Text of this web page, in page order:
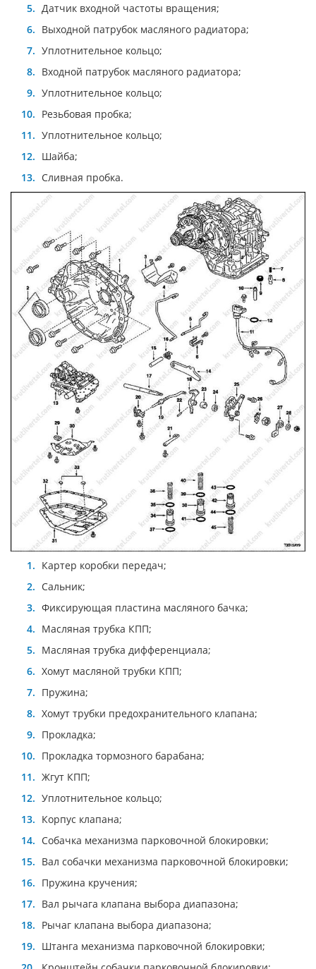
Датчик входной частоты вращения;
Выходной патрубок масляного радиатора;
Уплотнительное кольцо;
Входной патрубок масляного радиатора;
Уплотнительное кольцо;
Резьбовая пробка;
Уплотнительное кольцо;
Шайба;
Сливная пробка.
Картер коробки передач;
Сальник;
Фиксирующая пластина масляного бачка;
Масляная трубка КПП;
Масляная трубка дифференциала;
Хомут масляной трубки КПП;
Пружина;
Хомут трубки предохранительного клапана;
Прокладка;
Прокладка тормозного барабана;
Жгут КПП;
Уплотнительное кольцо;
Корпус клапана;
Собачка механизма парковочной блокировки;
Вал собачки механизма парковочной блокировки;
Пружина кручения;
Вал рычага клапана выбора диапазона;
Рычаг клапана выбора диапазона;
Штанга механизма парковочной блокировки;